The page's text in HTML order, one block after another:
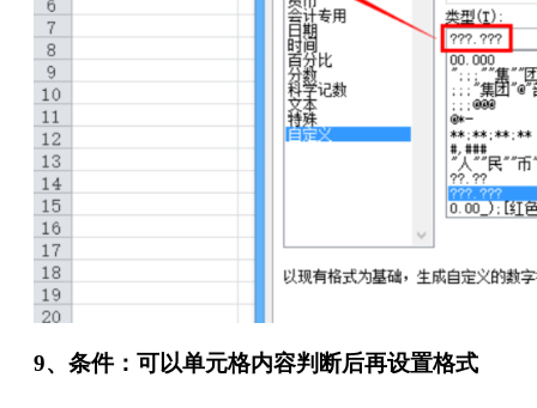
9、条件：可以单元格内容判断后再设置格式